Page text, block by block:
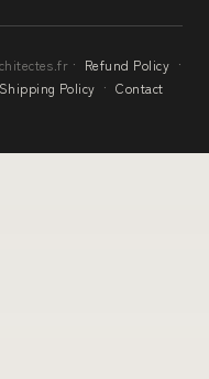
· Refund Policy ·
Shipping Policy · Contact